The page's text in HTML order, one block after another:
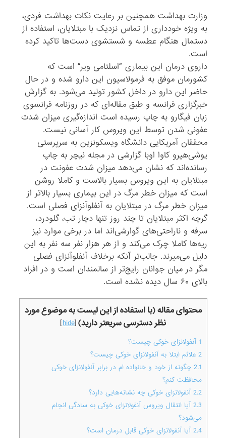
وزارت بهداشت همچنین بر رعایت نکات بهداشت فردی،
به ویژه خودداری از تماس نزدیک با مبتلایان، استفاده از
دستمال هنگام عطسه و شستشوی دست‌ها تاکید کرده
است.
داروی درمان این بیماری “اسلتامی ویر” است که
کشورمان موفق به فرمولاسیون این دارو شده و در حال
حاضر این دارو در داخل کشور تولید می‌شود. به گزارش
خبرگزاری فرانسه و طبق مقاله‌ای که در روزنامه فرانسوی
زبان فیگارو به چاپ رسیده است اندازه‌گیری میزان شدت
عفونی شدن توسط این ویروس کار آسانی نیست.
محققان آمریکایی دانشگاه ویسکونزین به سرپرستی
یوشی‌هیرو کاوا اوبا گزارشی در مجله نیچر به چاپ
رسانده‌اند که نشان می‌دهد میزان شدت عفونت در
مبتلایان به این ویروس بسیار بالاست و کاملا روشن
است که میزان خطر مرگ در این بیماری بسیار بالاتر از
میزان خطر مرگ در مبتلایان به آنفلوآنزای فصلی است.
گرچه اکثر مبتلایان تا چند روز تنها دچار تب، گلودرد،
سرفه و ناراحتی‌های گوارشی‌اند اما در برخی موارد نیز
ریه‌ها کاملا چرک می‌کند و از هر هزار نفر سه نفر به این
دلیل می‌میرند. جالب‌تر آنکه برخلاف آنفلوآنزای فصلی
مگر در میان جوانان رایج‌تر از سالمندان است و در افراد
بالای ۶۰ سال دیده نشده است.
محتوای مقاله (با استفاده از این لیست به موضوع مورد
نظر دسترسی سریعتر دارید)[
hide
]
1 آنفولانزای خوکی چیست؟
2 علائم ابتلا به آنفولانزای خوکی چیست؟
2.1 چگونه از خود و خانواده ام در برابر آنفولانزای خوکی
محافظت کنم؟
2.2 آنفولانزای خوکی چه نشانه‌هایی دارد؟
2.3 آیا انتقال ویروس آنفولانزای خوکی به سادگی انجام
می‌شود؟
2.4 آیا آنفولانزای خوکی قابل درمان است؟